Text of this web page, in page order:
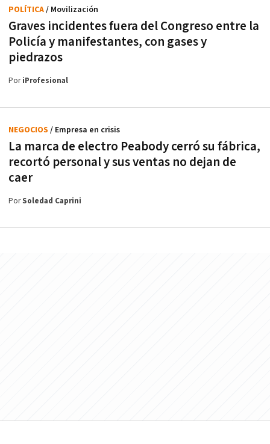
Graves incidentes fuera del Congreso entre la
Policía y manifestantes, con gases y
piedrazos
POLÍTICA/ Movilización
PoriProfesional
La marca de electro Peabody cerró su fábrica,
recortó personal y sus ventas no dejan de
caer
NEGOCIOS / Empresa en crisis
PorSoledad Caprini